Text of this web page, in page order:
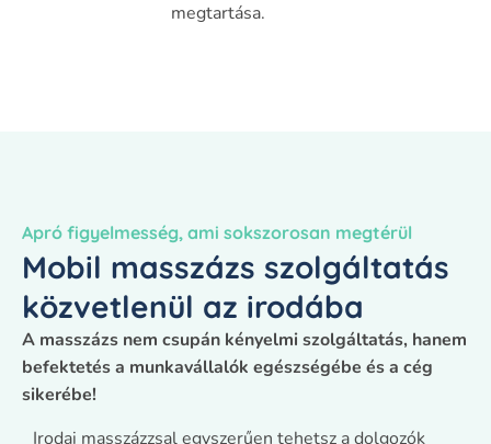
megtartása.
Apró figyelmesség, ami sokszorosan megtérül
Mobil masszázs szolgáltatás
közvetlenül az irodába
A masszázs nem csupán kényelmi szolgáltatás, hanem
befektetés a munkavállalók egészségébe és a cég
sikerébe!
Irodai masszázzsal egyszerűen tehetsz a dolgozók